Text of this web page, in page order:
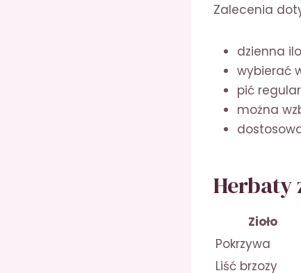
Zalecenia
dzienna
wybierać
pić
można
Herbaty
Zioło
Pokrzywa
Liść brzozy